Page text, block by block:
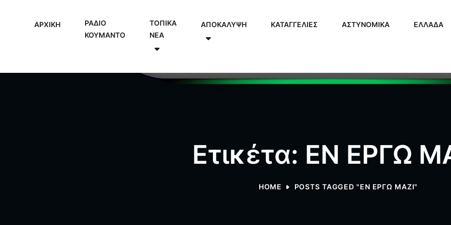
ΑΡΧΙΚΗ
ΡΑΔΙΟ
ΚΟΥΜΑΝΤΟ
ΤΟΠΙΚΑ
NEA
ΑΠΟΚΑΛΥΨΗ ΚΑΤΑΓΓΕΛΙΕΣ ΑΣΤΥΝΟΜΙΚΑ ΕΛΛΑΔΑ
Ετικέτα: ΕΝ ΕΡΓΩ
HOME POSTS TAGGED "ΕΝ ΕΡΓΩ ΜΑΖΙ"